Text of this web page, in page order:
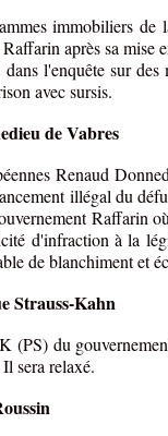
immobiliers
après sa mise
l'enquête sur
avec sursis.
de Vabres
Renaud
illégal du
Raffarin
d'infraction à la
de blanchiment et
Strauss-Kahn
(PS) du
sera relaxé.